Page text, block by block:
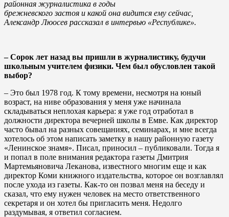
районная журналистика в годы
брежневского застоя и какой она видится ему сейчас,
Александр Люосев рассказал в интервью «Республике».
– Сорок лет назад вы пришли в журналистику, будучи
школьным учителем физики. Чем был обусловлен такой
выбор?
– Это был 1978 год. К тому времени, несмотря на юный
возраст, на ниве образования у меня уже начинала
складываться неплохая карьера: я уже год отработал в
должности директора вечерней школы в Емве. Как директор
часто бывал на разных совещаниях, семинарах, и мне всегда
хотелось об этом написать заметку в нашу районную газету
«Ленинское знамя». Писал, приносил – публиковали. Тогда я
и попал в поле внимания редактора газеты Дмитрия
Мартемьяновича Леканова, известного многим еще и как
директор Коми книжного издательства, которое он возглавлял
после ухода из газеты. Как-то он позвал меня на беседу и
сказал, что ему нужен человек на место ответственного
секретаря и он хотел бы пригласить меня. Недолго
раздумывая, я ответил согласием.